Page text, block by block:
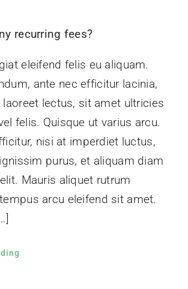
recurring fees?
eleifend felis eu aliquam.
ante nec efficitur lacinia,
lectus, sit amet ultricies
felis. Quisque ut varius arcu.
nisi at imperdiet luctus,
purus, et aliquam diam
Mauris aliquet rutrum
arcu eleifend sit amet.